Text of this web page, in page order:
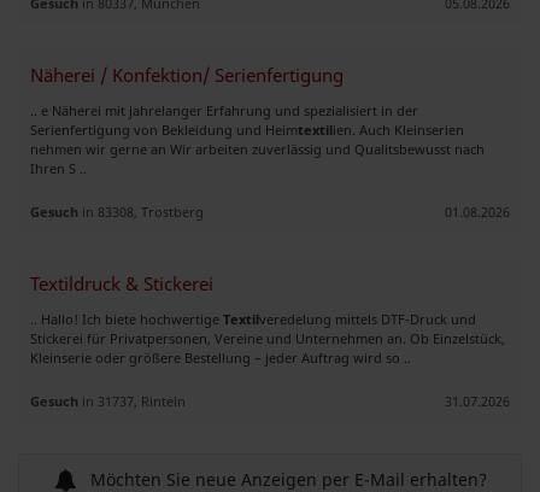
Näherei / Konfektion/ Serienfertigung
.. e Näherei mit jahrelanger Erfahrung und spezialisiert in der
Serienfertigung von Bekleidung und Heimtextilien. Auch Kleinserien
nehmen wir gerne an Wir arbeiten zuverlässig und Qualitsbewusst nach
Ihren S ..
Gesuch in 83308, Trostberg 01.08.2026
Textildruck & Stickerei
.. Hallo! Ich biete hochwertige Textilveredelung mittels DTF-Druck und
Stickerei für Privatpersonen, Vereine und Unternehmen an. Ob Einzelstück,
Kleinserie oder größere Bestellung – jeder Auftrag wird so ..
Gesuch in 31737, Rinteln 31.07.2026
Möchten Sie neue Anzeigen per E-Mail erhalten?